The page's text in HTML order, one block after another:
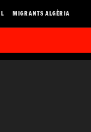
MIGRANTS ALGÈRIA